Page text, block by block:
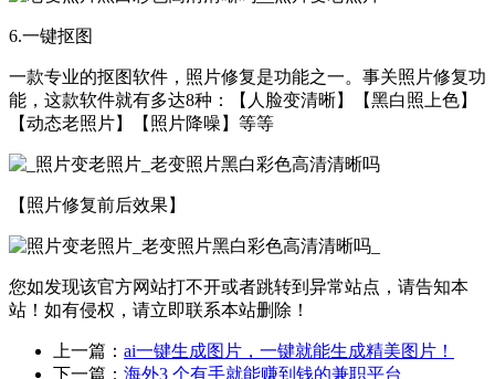
6.一键抠图
一款专业的抠图软件，照片修复是功能之一。事关照片修复功
能，这款软件就有多达8种：【人脸变清晰】【黑白照上色】
【动态老照片】【照片降噪】等等
【照片修复前后效果】
您如发现该官方网站打不开或者跳转到异常站点，请告知本
站！如有侵权，请立即联系本站删除！
上一篇： ai一键生成图片，一键就能生成精美图片！
下一篇： 海外3 个有手就能赚到钱的兼职平台